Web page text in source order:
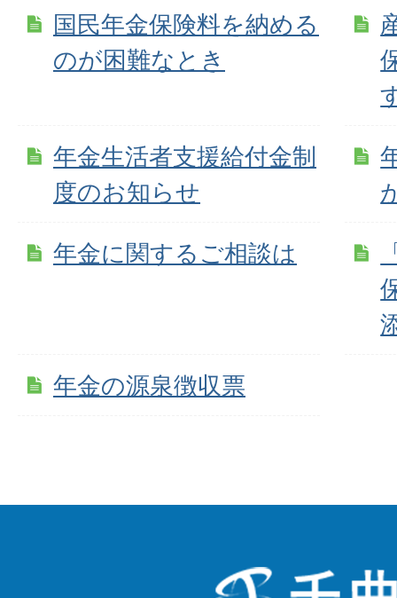
国民年金保険料を納める
のが困難なとき
年金生活者支援給付金制
度のお知らせ
年金に関するご相談は
年金の源泉徴収票
千